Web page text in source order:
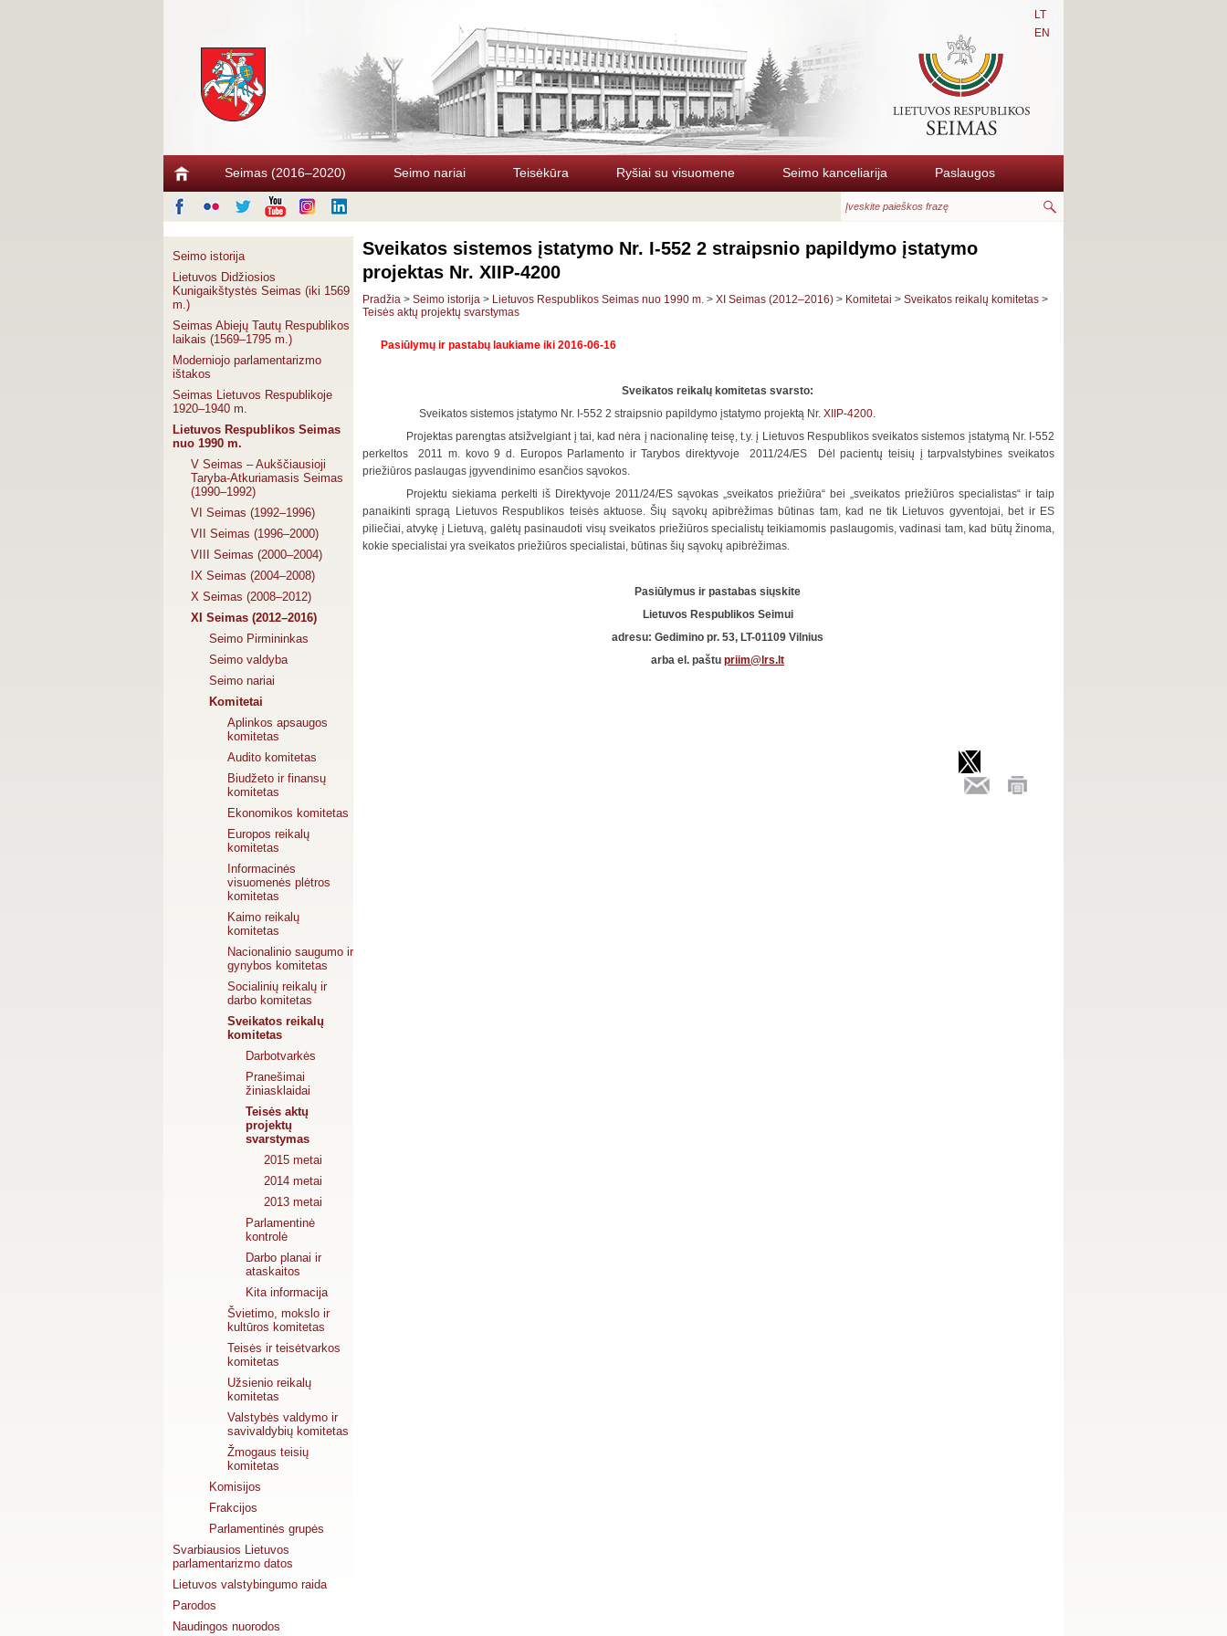
LT
EN
Seimas (2016–2020) Seimo nariai Teisėkūra Ryšiai su visuomene Seimo kanceliarija Paslaugos
Seimo istorija
Lietuvos Didžiosios
Kunigaikštystės Seimas (iki 1569
m.)
Seimas Abiejų Tautų Respublikos
laikais (1569–1795 m.)
Moderniojo parlamentarizmo
ištakos
Seimas Lietuvos Respublikoje
1920–1940 m.
Lietuvos Respublikos Seimas
nuo 1990 m.
V Seimas – Aukščiausioji
Taryba-Atkuriamasis Seimas
(1990–1992)
VI Seimas (1992–1996)
VII Seimas (1996–2000)
VIII Seimas (2000–2004)
IX Seimas (2004–2008)
X Seimas (2008–2012)
XI Seimas (2012–2016)
Seimo Pirmininkas
Seimo valdyba
Seimo nariai
Komitetai
Aplinkos apsaugos
komitetas
Audito komitetas
Biudžeto ir finansų
komitetas
Ekonomikos komitetas
Europos reikalų
komitetas
Informacinės
visuomenės plėtros
komitetas
Kaimo reikalų
komitetas
Nacionalinio saugumo ir
gynybos komitetas
Socialinių reikalų ir
darbo komitetas
Sveikatos reikalų
komitetas
Darbotvarkės
Pranešimai
žiniasklaidai
Teisės aktų
projektų
svarstymas
2015 metai
2014 metai
2013 metai
Parlamentinė
kontrolė
Darbo planai ir
ataskaitos
Kita informacija
Švietimo, mokslo ir
kultūros komitetas
Teisės ir teisėtvarkos
komitetas
Užsienio reikalų
komitetas
Valstybės valdymo ir
savivaldybių komitetas
Žmogaus teisių
komitetas
Komisijos
Frakcijos
Parlamentinės grupės
Svarbiausios Lietuvos
parlamentarizmo datos
Lietuvos valstybingumo raida
Parodos
Naudingos nuorodos
Sveikatos sistemos įstatymo Nr. I-552 2 straipsnio papildymo įstatymo
projektas Nr. XIIP-4200
Pradžia > Seimo istorija > Lietuvos Respublikos Seimas nuo 1990 m. > XI Seimas (2012–2016) > Komitetai > Sveikatos reikalų komitetas >
Teisės aktų projektų svarstymas
Pasiūlymų ir pastabų l aukiame iki 2016-06-16
Sveikatos reikalų komitetas svarsto:
Sveikatos sistemos įstatymo Nr. I-552 2 straipsnio papildymo įstatymo projektą Nr. XIIP-4200.
Projektas parengtas atsižvelgiant į tai, kad nėra į nacionalinę teisę, t.y. į Lietuvos Respublikos sveikatos sistemos įstatymą Nr. I-552
perkeltos 2011 m. kovo 9 d. Europos Parlamento ir Tarybos direktyvoje 2011/24/ES Dėl pacientų teisių į tarpvalstybines sveikatos
priežiūros paslaugas įgyvendinimo esančios sąvokos.
Projektu siekiama perkelti iš Direktyvoje 2011/24/ES sąvokas „sveikatos priežiūra“ bei „sveikatos priežiūros specialistas“ ir taip
panaikinti spragą Lietuvos Respublikos teisės aktuose. Šių sąvokų apibrėžimas būtinas tam, kad ne tik Lietuvos gyventojai, bet ir ES
piliečiai, atvykę į Lietuvą, galėtų pasinaudoti visų sveikatos priežiūros specialistų teikiamomis paslaugomis, vadinasi tam, kad būtų žinoma,
kokie specialistai yra sveikatos priežiūros specialistai, būtinas šių sąvokų apibrėžimas.
Pasiūlymus ir pastabas siųskite
Lietuvos Respublikos Seimui
adresu: Gedimino pr. 53, LT-01109 Vilnius
arba el. paštu priim@lrs.lt